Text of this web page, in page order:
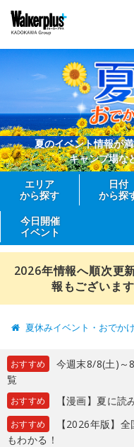
夏のイベント情報が
キャンプ場な
エリア
から探す
日付
から探
今日開催
イベント
2026年情報へ順次更
報もございま
夏休みイベント・おでか
おすすめ
今週末8/8(土)～
覧
おすすめ 【漫画】夏に
おすすめ
【2026年版】
もわかる！